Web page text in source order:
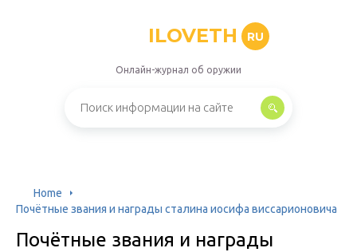
ILOVETH RU
Онлайн-журнал об оружии
Home
Почётные звания и награды сталина иосифа виссарионовича
Почётные звания и награды